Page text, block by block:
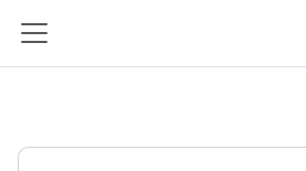
Šoninis skydelis